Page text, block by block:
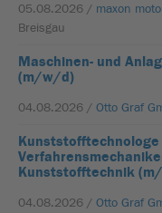
05.08.2026 / maxon
Breisgau
Maschinen- und
(m/w/d)
04.08.2026 / Otto Graf
Kunststofftechnik
04.08.2026 / Otto Graf